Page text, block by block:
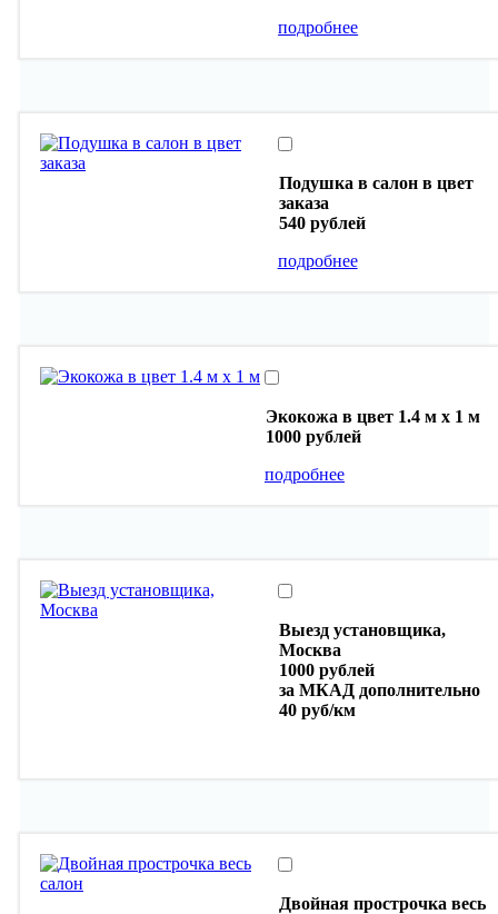
подробнее
Подушка в салон в цвет
заказа
540 рублей
подробнее
Экокожа в цвет 1.4 м х 1 м
1000 рублей
подробнее
Выезд установщика,
Москва
1000 рублей
за МКАД дополнительно
40 руб/км
Двойная прострочка весь